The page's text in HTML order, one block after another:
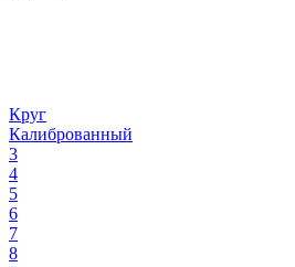
Круг
Калиброванный
3
4
5
6
7
8